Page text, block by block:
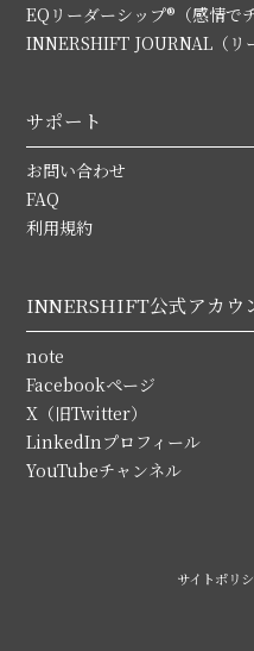
EQリーダーシップ®（感情で
INNERSHIFT JOURNAL（リ
サポート
お問い合わせ
FAQ
利用規約
INNERSHIFT公式アカウ
note
Facebookページ
X（旧Twitter）
LinkedInプロフィール
YouTubeチャンネル
サイトポリ